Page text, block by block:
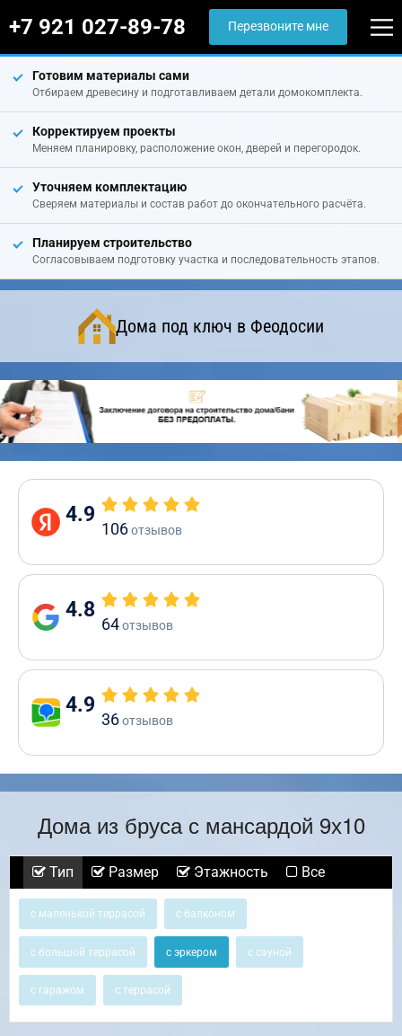
+7 921 027-89-78 Перезвоните мне
Готовим материалы сами
Отбираем древесину и подготавливаем детали домокомплекта.
Корректируем проекты
Меняем планировку, расположение окон, дверей и перегородок.
Уточняем комплектацию
Сверяем материалы и состав работ до окончательного расчёта.
Планируем строительство
Согласовываем подготовку участка и последовательность этапов.
Дома под ключ в Феодосии
4.9
106отзывов
4.8
64отзывов
4.9
36отзывов
Дома из бруса с мансардой 9х10
Тип Размер Этажность Все
с маленькой террасой с балконом
с большой террасой с эркером с сауной
с гаражом с террасой